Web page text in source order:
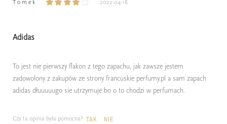
T o m e k 2022-04-18
Adidas
To jest nie pierwszy flakon z tego zapachu, jak zawsze jestem
zadowolony z zakupów ze strony francuskie perfumy.pl a sam zapach
adidas dłuuuuugo sie utrzymuje bo o to chodzi w perfumach.
Czy ta opinia była pomocna? TAK NIE